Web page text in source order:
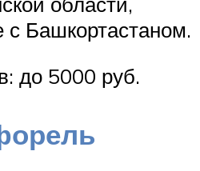
с Башкортастаном.
до 5000 руб.